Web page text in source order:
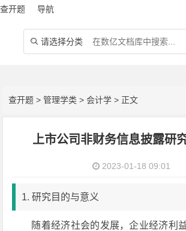
查开题 导航
 请选择分类
查开题 >管理学类 >会计学 > 正文
上市公司非财务信息披露研
2023-01-18 09:01
1. 研究目的与意义
随着经济社会的发展，企业经济利